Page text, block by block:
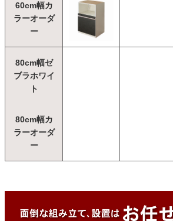
60cm幅カ
ラーオーダ
ー
80cm幅ゼ
ブラホワイ
ト
80cm幅カ
ラーオーダ
ー